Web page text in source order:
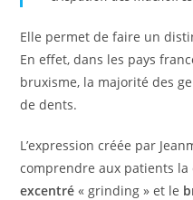
Elle permet de faire un
En effet, dans les pays
bruxisme, la majorité des
de dents.
L’expression créée par
comprendre aux patients
excentré « grinding » et le